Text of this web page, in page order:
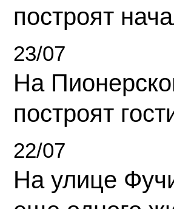
построят
23/07
На
построят
22/07
На улице